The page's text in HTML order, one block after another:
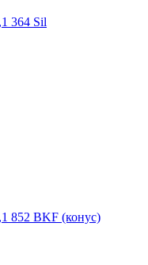
364 Sil
852 BKF (конус)